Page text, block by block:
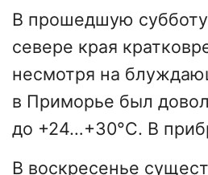
В прошедшую
севере края
несмотря на
в Приморье был
до +24…+30°C. В
В воскресенье